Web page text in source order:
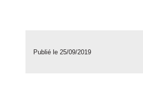
Publié le 25/09/2019